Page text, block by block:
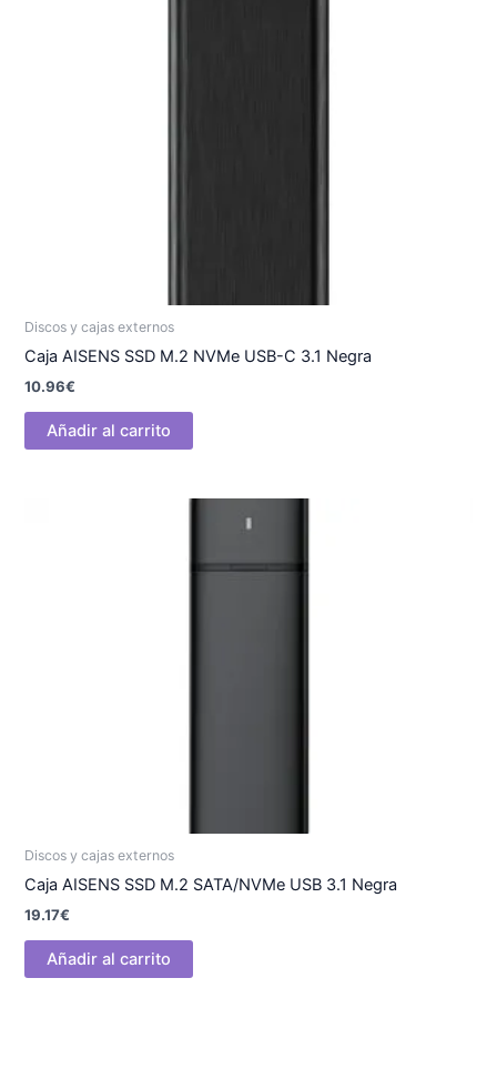
Discos y cajas externos
Caja AISENS SSD M.2 NVMe USB-C 3.1 Negra
10.96€
Añadir al carrito
Discos y cajas externos
Caja AISENS SSD M.2 SATA/NVMe USB 3.1 Negra
19.17€
Añadir al carrito